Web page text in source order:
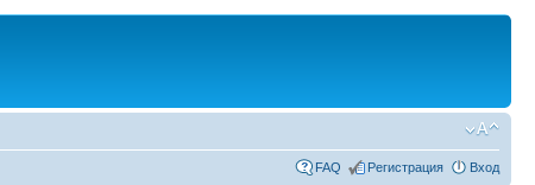
FAQ Регистрация Вход